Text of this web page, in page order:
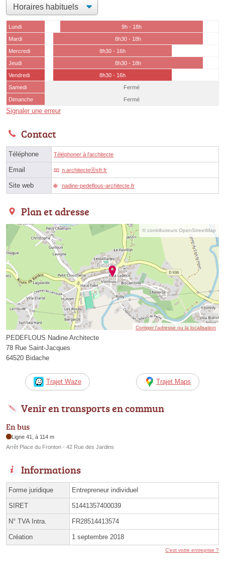
Lundi
9h - 18h
Mardi
8h30 - 18h
Mercredi
8h30 - 16h
Jeudi
8h30 - 18h
Vendredi
8h30 - 16h
Samedi
Fermé
Dimanche
Fermé
Signaler une erreur
Contact
Téléphone Téléphoner à l'architecte
Email n.architecteⓐsfr.fr
Site web nadine-pedeflous-architecte.fr
Plan et adresse
© contributeurs OpenStreetMap
Corriger l’adresse ou la localisation
PEDEFLOUS Nadine Architecte
78 Rue Saint-Jacques
64520 Bidache
Trajet Waze Trajet Maps
Venir en transports en commun
En bus
Ligne 41, à 114 m
Arrêt Place du Fronton - 42 Rue des Jardins
Informations
Forme juridique Entrepreneur individuel
SIRET 51441357400039
N° TVA Intra. FR28514413574
Création 1 septembre 2018
C'est votre entreprise ?